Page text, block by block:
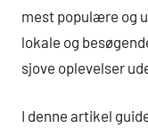
mest populære og
lokale og
sjove oplevelser
I denne artikel